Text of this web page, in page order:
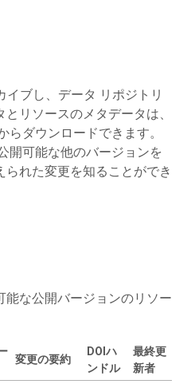
イブし、データ リポジトリ
リソースのメタデータは、
らダウンロードできます。
開可能な他のバージョンを
れた変更を知ることができ
能な公開バージョンのリソー
変更の要約
DOIハ
ンドル
最終更
新者